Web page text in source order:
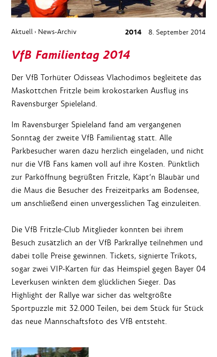
Aktuell › News-Archiv 2014 8. September 2014
VfB Familientag 2014
Der VfB Torhüter Odisseas Vlachodimos begleitete das
Maskottchen Fritzle beim krokostarken Ausflug ins
Ravensburger Spieleland.
Im Ravensburger Spieleland fand am vergangenen
Sonntag der zweite VfB Familientag statt. Alle
Parkbesucher waren dazu herzlich eingeladen, und nicht
nur die VfB Fans kamen voll auf ihre Kosten. Pünktlich
zur Parköffnung begrüßten Fritzle, Käpt‘n Blaubär und
die Maus die Besucher des Freizeitparks am Bodensee,
um anschließend einen unvergesslichen Tag einzuleiten.
Die VfB Fritzle-Club Mitglieder konnten bei ihrem
Besuch zusätzlich an der VfB Parkrallye teilnehmen und
dabei tolle Preise gewinnen. Tickets, signierte Trikots,
sogar zwei VIP-Karten für das Heimspiel gegen Bayer 04
Leverkusen winkten dem glücklichen Sieger. Das
Highlight der Rallye war sicher das weltgrößte
Sportpuzzle mit 32.000 Teilen, bei dem Stück für Stück
das neue Mannschaftsfoto des VfB entsteht.